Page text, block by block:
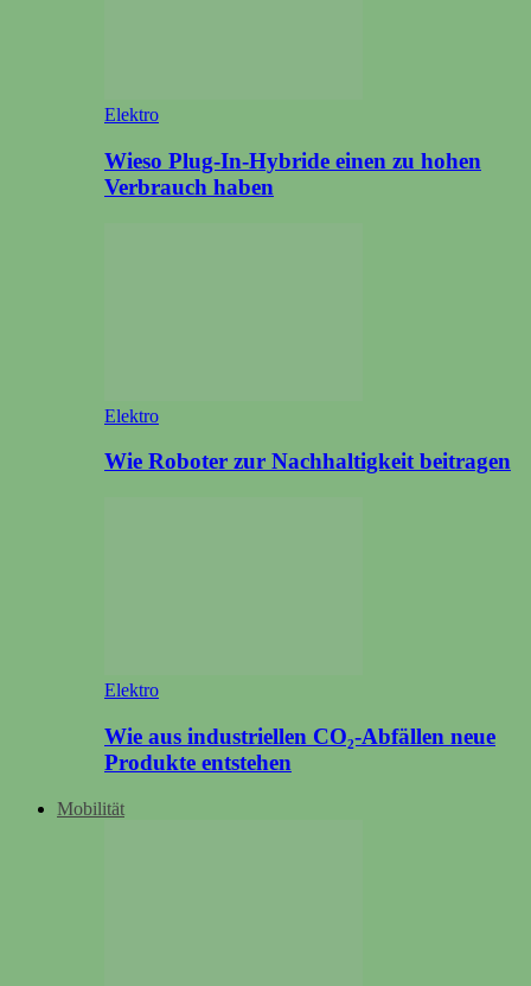
Elektro
Wieso Plug-In-Hybride einen zu hohen
Verbrauch haben
Elektro
Wie Roboter zur Nachhaltigkeit beitragen
Elektro
Wie aus industriellen CO₂-Abfällen neue
Produkte entstehen
Mobilität